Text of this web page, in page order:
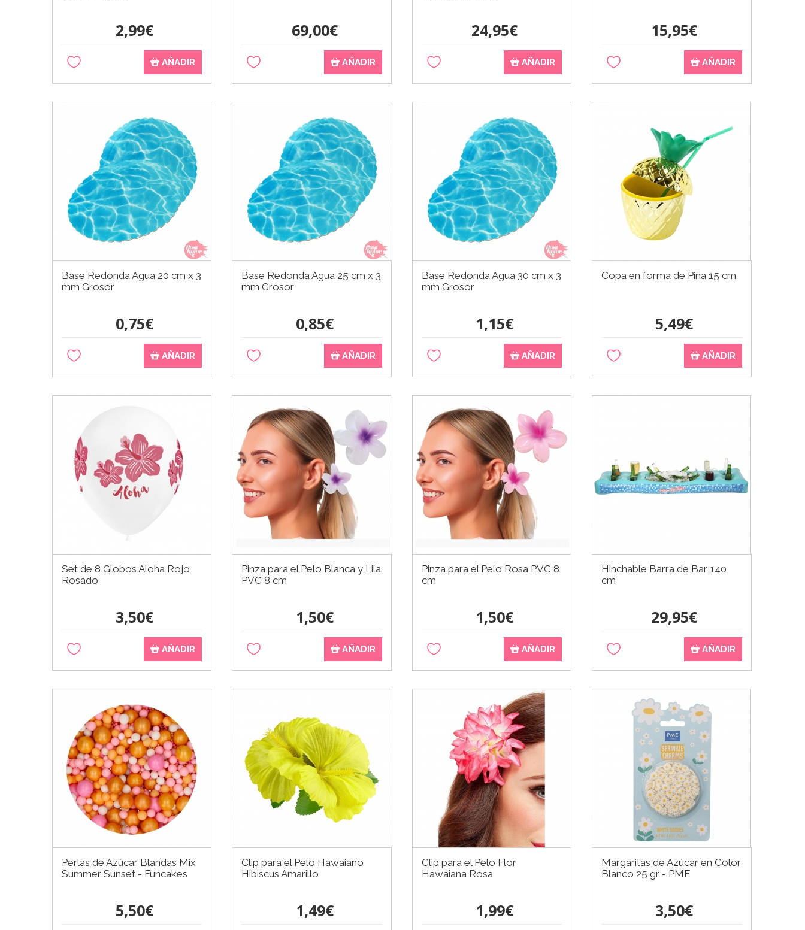
2,99€
AÑADIR
69,00€
AÑADIR
24,95€
AÑADIR
15,95€
AÑADIR
Base Redonda Agua 20 cm x 3
mm Grosor
0,75€
AÑADIR
Base Redonda Agua 25 cm x 3
mm Grosor
0,85€
AÑADIR
Base Redonda Agua 30 cm x 3
mm Grosor
1,15€
AÑADIR
Copa en forma de Piña 15 cm
5,49€
AÑADIR
Set de 8 Globos Aloha Rojo
Rosado
3,50€
AÑADIR
Pinza para el Pelo Blanca y Lila
PVC 8 cm
1,50€
AÑADIR
Pinza para el Pelo Rosa PVC 8
cm
1,50€
AÑADIR
Hinchable Barra de Bar 140
cm
29,95€
AÑADIR
Perlas de Azúcar Blandas Mix
Summer Sunset - Funcakes
5,50€
Clip para el Pelo Hawaiano
Hibiscus Amarillo
1,49€
Clip para el Pelo Flor
Hawaiana Rosa
1,99€
Margaritas de Azúcar en Color
Blanco 25 gr - PME
3,50€